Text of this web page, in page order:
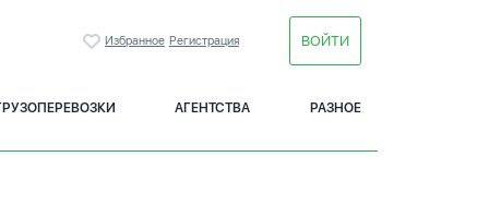
Избранное Регистрация ВОЙТИ
АГЕНТСТВА РАЗНОЕ